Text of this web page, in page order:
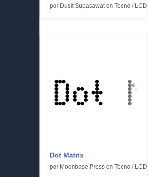
por Dusit Supasawaten Tecno / LCD
Dot Matrix
por Moonbase Press en Tecno / LCD